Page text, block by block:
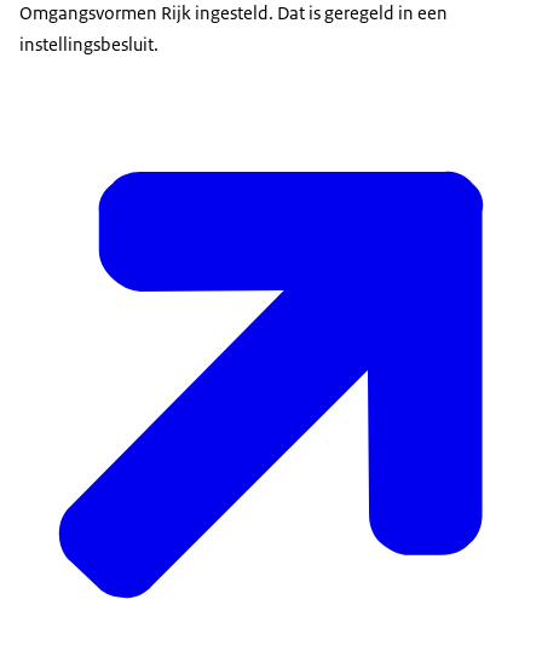
Omgangsvormen Rijk ingesteld. Dat is geregeld in een
instellingsbesluit.